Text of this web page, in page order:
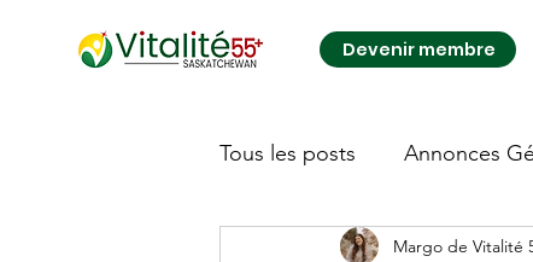
Devenir membre
Tous les posts Annonces
Margo de Vitalité